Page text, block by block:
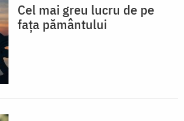
Cel mai greu lucru de pe
fața pământului